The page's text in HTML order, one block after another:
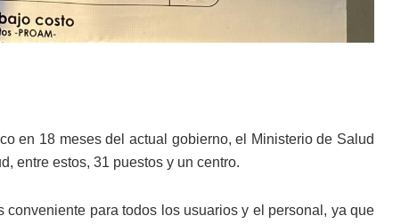
en 18 meses del actual gobierno, el Ministerio de Salud
entre estos, 31 puestos y un centro.
conveniente para todos los usuarios y el personal, ya que